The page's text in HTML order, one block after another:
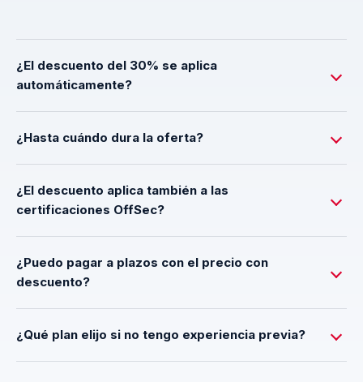
¿El descuento del 30% se aplica
automáticamente?
¿Hasta cuándo dura la oferta?
¿El descuento aplica también a las
certificaciones OffSec?
¿Puedo pagar a plazos con el precio con
descuento?
¿Qué plan elijo si no tengo experiencia previa?